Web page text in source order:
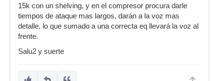
15k con un shelving, y en el compresor procura darle
tiempos de ataque mas largos, darán a la voz mas
detalle, lo que sumado a una correcta eq llevará la voz al
frente.
Salu2 y suerte